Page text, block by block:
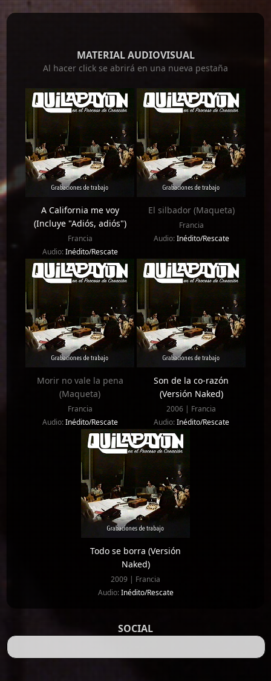
MATERIAL AUDIOVISUAL
Al hacer click se abrirá en una nueva pestaña
A California me voy
(Incluye "Adiós, adiós")
Francia
Audio:Inédito/Rescate
El silbador (Maqueta)
Francia
Audio:Inédito/Rescate
Morir no vale la pena
(Maqueta)
Francia
Audio:Inédito/Rescate
Son de la co-razón
(Versión Naked)
2006 | Francia
Audio:Inédito/Rescate
Todo se borra (Versión
Naked)
2009 | Francia
Audio:Inédito/Rescate
SOCIAL